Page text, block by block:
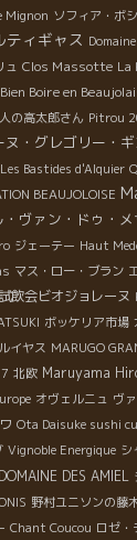
と、大切な造り
ベント。 嬉し
打ち合わせも出来
、いつものパワ
んもシルヴァン
の笑顔を見て、
い仕事してますね
ざいました。心
Mignon ソフィア・ボ
ティギャス
ュ Clos Massotte La
Bien Boire en
の高太郎さん Pitrou
ヌ・グレゴリー・
Les Bastides d'Alquier
BEAUJOLOISE
・ヴァン・ドゥ・メ
ジェーテー Haut
マス・ロー・ブラン
飲会ビオジョレーヌ
ボッケリア市場
イヤス MARUGO
北欧 Maruyama
オヴェルニュ ヴ
Ota Daisuke sushi
Vignoble Energique シ
DOMAINE DES AMIEL
野村ユニソンの藤
Chant Coucou ロゼ・